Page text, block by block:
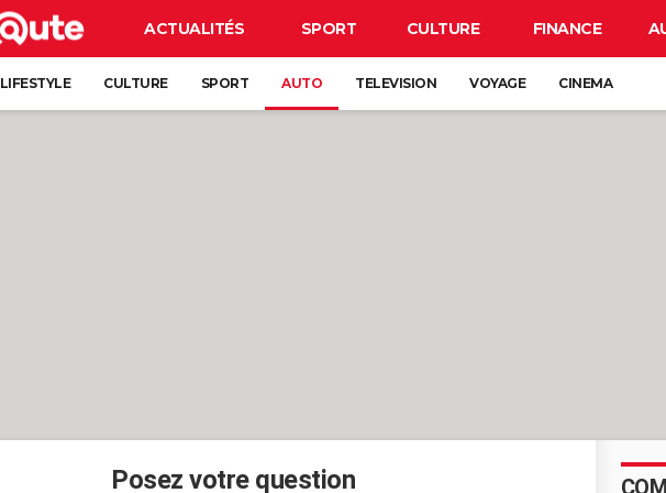
ACTUALITÉS SPORT CULTURE FINANCE
LIFESTYLE CULTURE SPORT AUTO TELEVISION VOYAGE CINEMA
Posez votre question